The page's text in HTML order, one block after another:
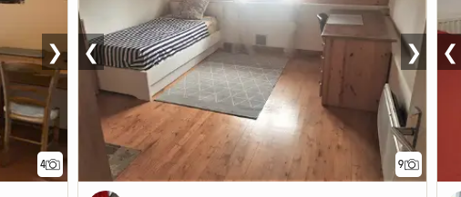
4
❯
9
❮ ❯ ❮